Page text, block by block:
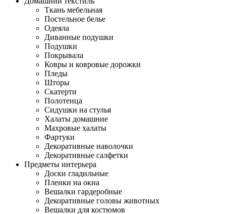
Ткань мебельная
Постельное белье
Одеяла
Диванные подушки
Подушки
Покрывала
Ковры и ковровые дорожки
Пледы
Шторы
Скатерти
Полотенца
Сидушки на стулья
Халаты домашние
Махровые халаты
Фартуки
Декоративные наволочки
Декоративные салфетки
Предметы интерьера
Доски гладильные
Пленки на окна
Вешалки гардеробные
Декоративные головы животных
Вешалки для костюмов